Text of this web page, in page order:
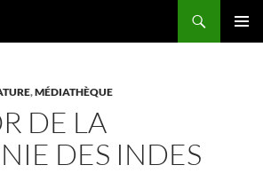
,MÉDIATHÈQUE
DE LA
DES INDES